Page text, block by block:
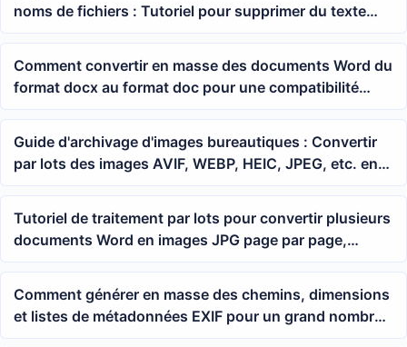
noms de fichiers : Tutoriel pour supprimer du texte
dans une plage personnalisée
Comment convertir en masse des documents Word du
format docx au format doc pour une compatibilité
rapide avec les anciennes versions
Guide d'archivage d'images bureautiques : Convertir
par lots des images AVIF, WEBP, HEIC, JPEG, etc. en
fichiers TIF
Tutoriel de traitement par lots pour convertir plusieurs
documents Word en images JPG page par page,
adapté aux fichiers docx/doc
Comment générer en masse des chemins, dimensions
et listes de métadonnées EXIF pour un grand nombre
d'images JPG